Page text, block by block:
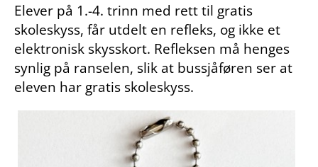
Elever på 1.-4. trinn med rett til gratis
skoleskyss, får utdelt en refleks, og ikke et
elektronisk skysskort. Refleksen må henges
synlig på ranselen, slik at bussjåføren ser at
eleven har gratis skoleskyss.